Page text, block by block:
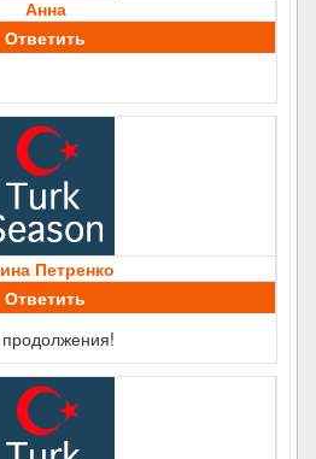
Анна
Ответить
Петренко
Ответить